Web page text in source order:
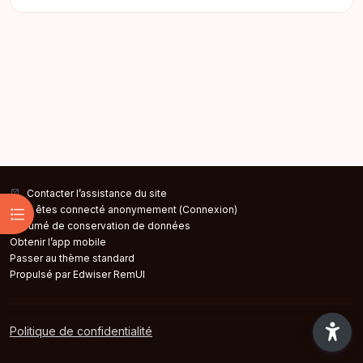
Ouvrir l’index du cours
Contacter l’assistance du site
Vous êtes connecté anonymement (Connexion)
Résumé de conservation de données
Obtenir l’app mobile
Passer au thème standard
Propulsé par Edwiser RemUI
Politique de confidentialité